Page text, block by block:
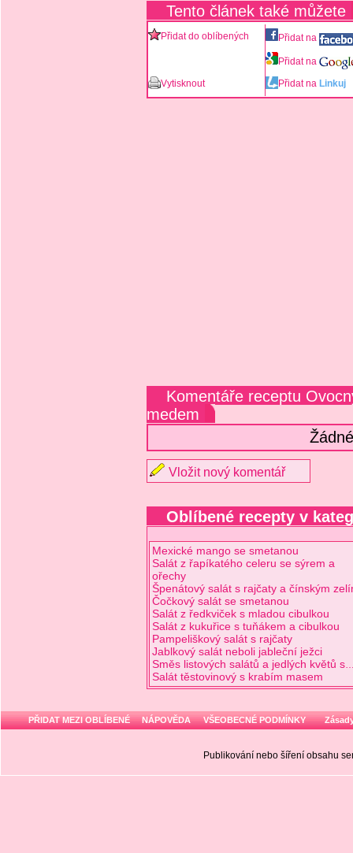
Tento článek také můžete
Přidat do oblíbených Přidat na
Přidat na
Vytisknout
Přidat na Linkuj
Komentáře receptu
medem
Vložit nový komentář
Oblíbené recepty v
Mexické mango se smetanou
Salát z řapíkatého celeru se sýrem a
ořechy
Špenátový salát s rajčaty a čínským
Čočkový salát se smetanou
Salát z ředkviček s mladou cibulkou
Salát z kukuřice s tuňákem a cibulkou
Pampeliškový salát s rajčaty
Jablkový salát neboli jableční ježci
Směs listových salátů a jedlých květů s
Salát těstovinový s krabím masem
PŘIDAT MEZI OBLÍBENÉ NÁPOVĚDA VŠEOBECNÉ PODMÍNKY
Publikování nebo šíření obsahu